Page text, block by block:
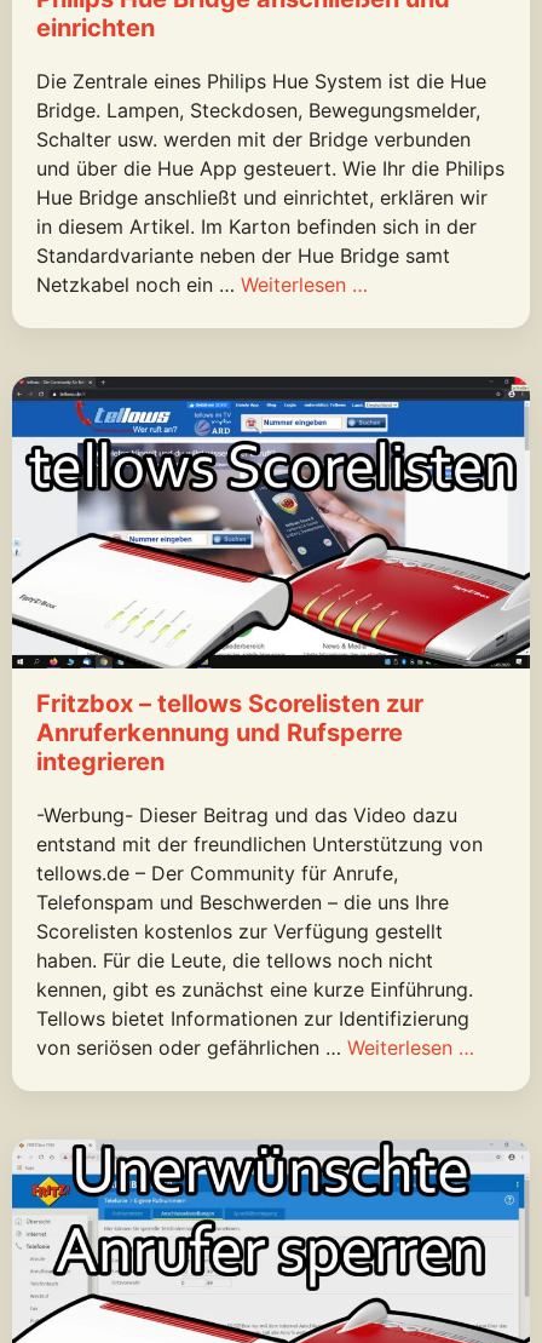
einrichten
Die Zentrale eines Philips Hue System ist die Hue
Bridge. Lampen, Steckdosen, Bewegungsmelder,
Schalter usw. werden mit der Bridge verbunden
und über die Hue App gesteuert. Wie Ihr die Philips
Hue Bridge anschließt und einrichtet, erklären wir
in diesem Artikel. Im Karton befinden sich in der
Standardvariante neben der Hue Bridge samt
Netzkabel noch ein … Weiterlesen …
Fritzbox – tellows Scorelisten zur
Anruferkennung und Rufsperre
integrieren
-Werbung- Dieser Beitrag und das Video dazu
entstand mit der freundlichen Unterstützung von
tellows.de – Der Community für Anrufe,
Telefonspam und Beschwerden – die uns Ihre
Scorelisten kostenlos zur Verfügung gestellt
haben. Für die Leute, die tellows noch nicht
kennen, gibt es zunächst eine kurze Einführung.
Tellows bietet Informationen zur Identifizierung
von seriösen oder gefährlichen … Weiterlesen …